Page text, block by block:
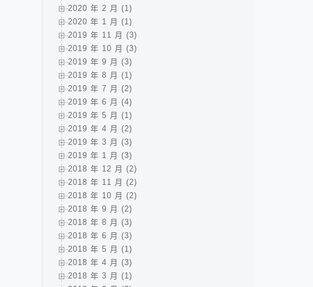
2020 年 2 月 (1)
2020 年 1 月 (1)
2019 年 11 月 (3)
2019 年 10 月 (3)
2019 年 9 月 (3)
2019 年 8 月 (1)
2019 年 7 月 (2)
2019 年 6 月 (4)
2019 年 5 月 (1)
2019 年 4 月 (2)
2019 年 3 月 (3)
2019 年 1 月 (3)
2018 年 12 月 (2)
2018 年 11 月 (2)
2018 年 10 月 (2)
2018 年 9 月 (2)
2018 年 8 月 (3)
2018 年 6 月 (3)
2018 年 5 月 (1)
2018 年 4 月 (3)
2018 年 3 月 (1)